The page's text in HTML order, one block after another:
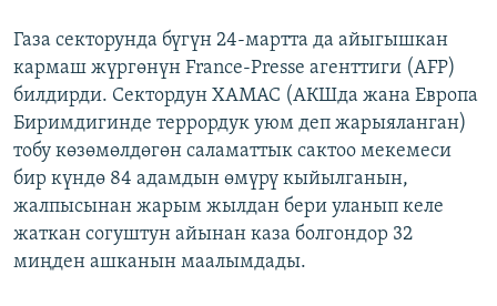
Газа секторунда бүгүн 24-мартта да айыгышкан
кармаш жүргөнүн France-Presse агенттиги (AFP)
билдирди. Сектордун ХАМАС (АКШда жана Европа
Биримдигинде террордук уюм деп жарыяланган)
тобу көзөмөлдөгөн саламаттык сактоо мекемеси
бир күндө 84 адамдын өмүрү кыйылганын,
жалпысынан жарым жылдан бери уланып келе
жаткан согуштун айынан каза болгондор 32
миңден ашканын маалымдады.